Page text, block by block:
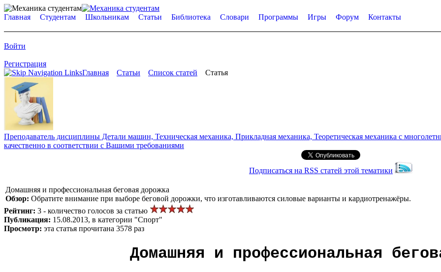
Главная Студентам Школьникам Статьи Библиотека Словари Программы Игры Форум Контакты
Войти
Регистрация
Главная
Статьи Список статей Статья
Преподаватель дисциплины Детали машин, Техническая механика, Прикладная механика, Теоретическая механика с
качественно в соответствии с Вашими требованиями
Подписаться на RSS статей этой тематики
Домашняя и профессиональная беговая дорожка
Обзор: Обратите внимание при выборе беговой дорожки, что изготавливаются силовые варианты и кардиотренажёры.
Рейтинг: 3 - количество голосов за статью
Публикация: 15.08.2013, в категории "Спорт"
Просмотр: эта статья прочитана 3578 раз
Домашняя и профессиональная